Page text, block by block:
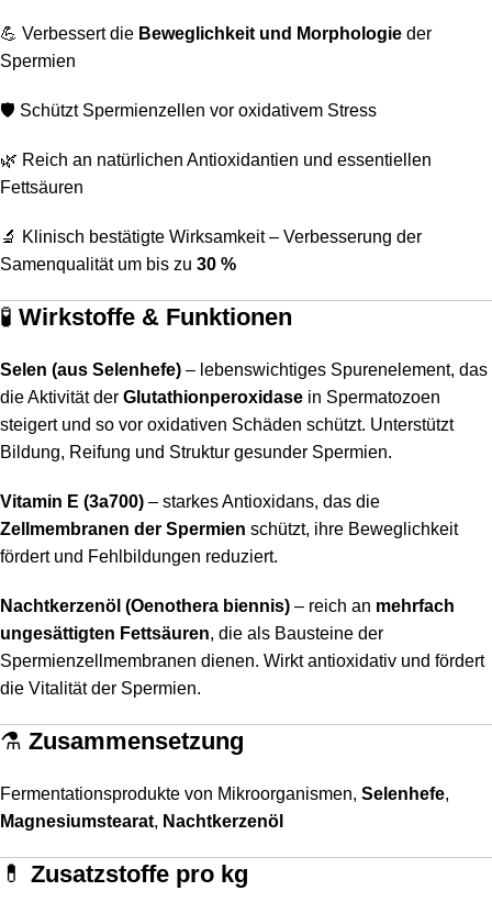
💪 Verbessert die Beweglichkeit und Morphologie der
Spermien
🛡️ Schützt Spermienzellen vor oxidativem Stress
🌿 Reich an natürlichen Antioxidantien und essentiellen
Fettsäuren
🔬 Klinisch bestätigte Wirksamkeit – Verbesserung der
Samenqualität um bis zu 30 %
🧪 Wirkstoffe & Funktionen
Selen (aus Selenhefe) – lebenswichtiges Spurenelement, das
die Aktivität der Glutathionperoxidase in Spermatozoen
steigert und so vor oxidativen Schäden schützt. Unterstützt
Bildung, Reifung und Struktur gesunder Spermien.
Vitamin E (3a700) – starkes Antioxidans, das die
Zellmembranen der Spermien schützt, ihre Beweglichkeit
fördert und Fehlbildungen reduziert.
Nachtkerzenöl (Oenothera biennis) – reich an mehrfach
ungesättigten Fettsäuren, die als Bausteine der
Spermienzellmembranen dienen. Wirkt antioxidativ und fördert
die Vitalität der Spermien.
⚗️ Zusammensetzung
Fermentationsprodukte von Mikroorganismen, Selenhefe,
Magnesiumstearat, Nachtkerzenöl
💊 Zusatzstoffe pro kg